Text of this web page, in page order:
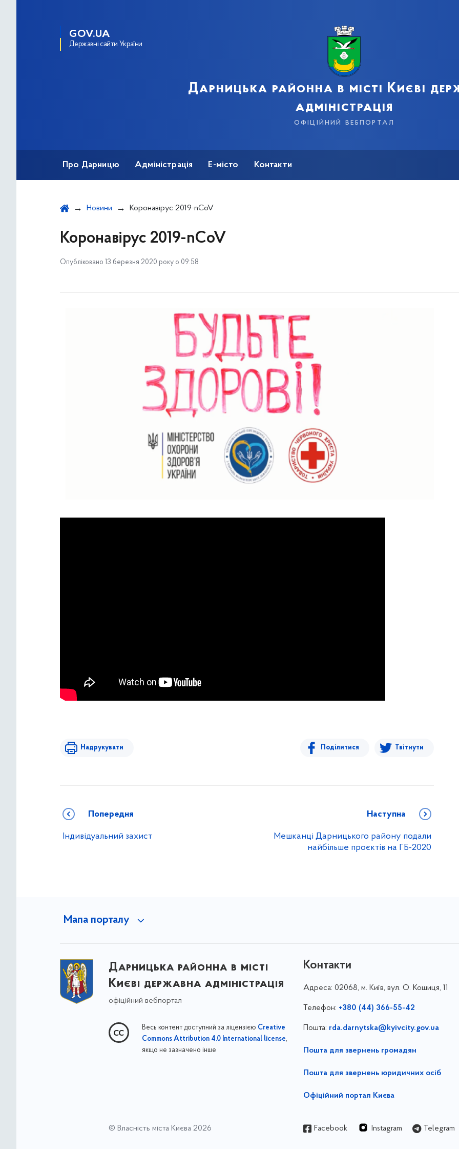
GOV.UA
Державні сайти України
Дарницька районна в місті Києві
адміністрація
офіційний вебпортал
Про Дарницю Адміністрація Е-місто Контакти
Новини Коронавірус 2019-nCoV
Коронавірус 2019-nCoV
Опубліковано 13 березня 2020 року о 09:58
Надрукувати Поділитися Твітнути
Попередня
Індивідуальний захист
Наступна
Мешканці Дарницького району подали
найбільше проєктів на ГБ-2020
Мапа порталу
Дарницька районна в місті
Києві державна адміністрація
офіційний вебпортал
Весь контент доступний за ліцензією Creative
Commons Attribution 4.0 International license,
якщо не зазначено інше
Контакти
Адреса: 02068, м. Київ, вул. О. Кошиця, 11
Телефон: +380 (44) 366-55-42
Пошта: rda.darnytska@kyivcity.gov.ua
Пошта для звернень громадян
Пошта для звернень юридичних осіб
Офіційний портал Києва
© Власність міста Києва 2026 Facebook Instagram Telegram